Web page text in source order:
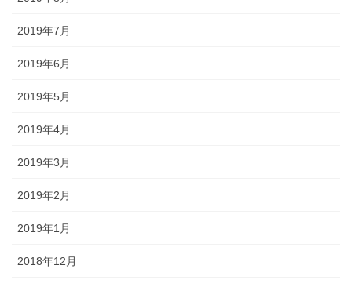
2019年7月
2019年6月
2019年5月
2019年4月
2019年3月
2019年2月
2019年1月
2018年12月